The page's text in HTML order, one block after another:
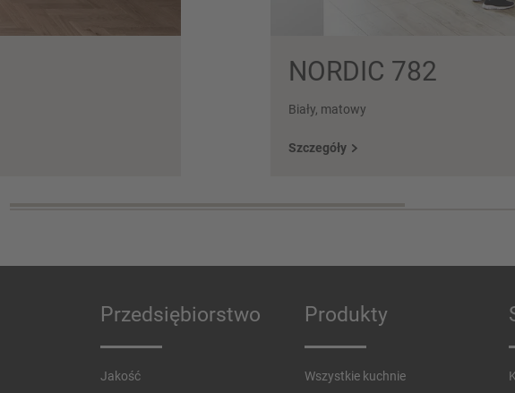
NORDIC 782
Biały, matowy
Szczegóły
Przedsiębiorstwo
Jakość
Produkty
Wszystkie kuchnie